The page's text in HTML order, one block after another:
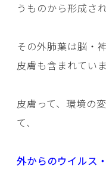
うものから形成され
その外肺葉は脳・
皮膚も含まれていま
皮膚って、環境の
て、
外からのウイルス